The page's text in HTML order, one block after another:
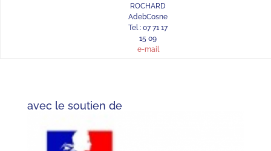
ROCHARD
AdebCosne
Tel : 07 71 17
15 09
e-mail
avec le soutien de